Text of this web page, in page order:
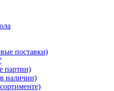
поставки)
партии)
наличии)